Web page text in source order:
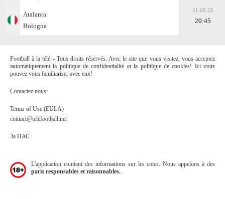
Atalanta
Bologna
31.08.26
20:45
Football à la télé - Tous droits réservés. Avec le site que vous visitez, vous acceptez
automatiquement la politique de confidentialité et la politique de cookies! Ici vous
pouvez vous familiariser avec eux!
Contactez nous:
Terms of Use (EULA)
contact@telefootball.net
За НАС
L'application contient des informations sur les cotes. Nous appelons à des
paris responsables et raisonnables.